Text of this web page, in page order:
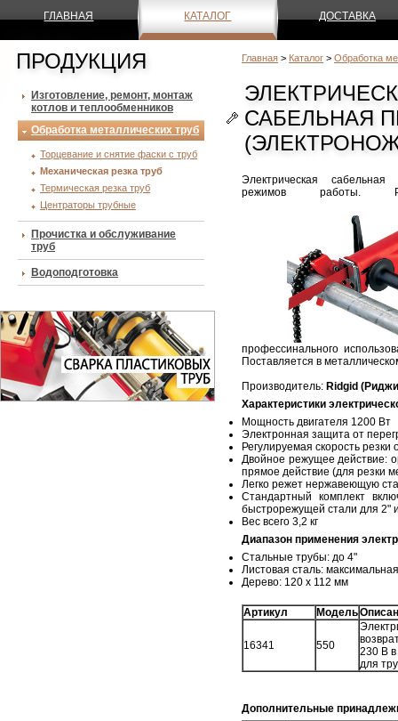
ГЛАВНАЯ КАТАЛОГ ДОСТАВКА
ПРОДУКЦИЯ
Изготовление, ремонт, монтаж
котлов и теплообменников
Обработка металлических труб
Торцевание и снятие фаски с труб
Механическая резка труб
Термическая резка труб
Центраторы трубные
Прочистка и обслуживание
труб
Водоподготовка
Главная > Каталог > Обработка
САБЕЛЬНАЯ
Электрическая
режимов работы.
профессинального
Поставляется в
Производитель: Ridgid
Характеристики
Мощность двигателя 1200 Вт
Электронная защита от
Регулируемая скорость
Двойное режущее действие:
прямое действие (для резки
Легко режет нержавеющую
Стандартный комплект
быстрорежущей стали для 2"
Вес всего 3,2 кг
Диапазон применения
Стальные трубы: до 4"
Листовая сталь:
Дерево: 120 x 112 мм
Артикул Модель
16341 550
230 В
для
Дополнительные